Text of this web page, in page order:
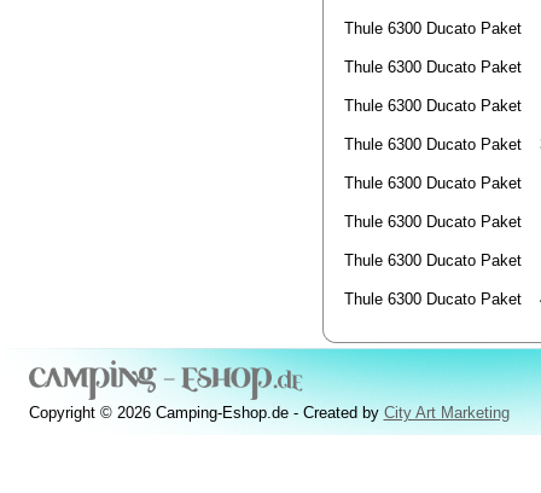
Thule 6300 Ducato Paket
Thule 6300 Ducato Paket
Thule 6300 Ducato Paket
Thule 6300 Ducato Paket
Thule 6300 Ducato Paket
Thule 6300 Ducato Paket
Thule 6300 Ducato Paket
Thule 6300 Ducato Paket
Copyright © 2026 Camping-Eshop.de - Created by City Art Marketing